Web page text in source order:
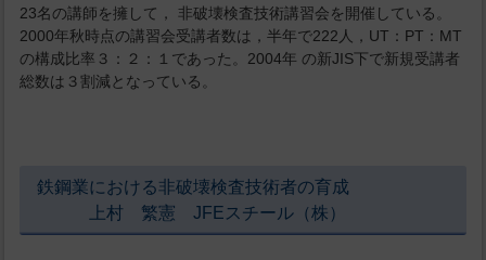
23名の講師を擁して， 非破壊検査技術講習会を開催している。
2000年秋時点の講習会受講者数は，半年で222人，UT：PT：MT
の構成比率３：２：１であった。2004年 の新JIS下で新規受講者
総数は３割減となっている。
鉄鋼業における非破壊検査技術者の育成
上村 繁憲 JFEスチール（株）